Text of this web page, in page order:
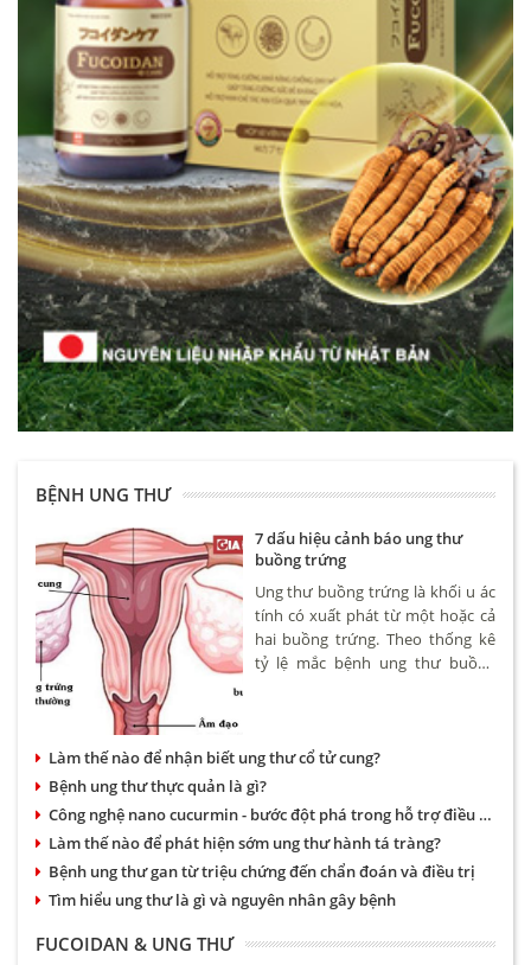
BỆNH UNG THƯ
7 dấu hiệu cảnh báo ung thư
buồng trứng
Ung thư buồng trứng là khối u ác
tính có xuất phát từ một hoặc cả
hai buồng trứng. Theo thống kê
tỷ lệ mắc bệnh ung thư buồng
phụ nữ trên 50.
Làm thế nào để nhận biết ung thư cổ tử cung?
Bệnh ung thư thực quản là gì?
Công nghệ nano cucurmin - bước đột phá trong hỗ trợ điều trị bệnh dạ dày và ung thư
Làm thế nào để phát hiện sớm ung thư hành tá tràng?
Bệnh ung thư gan từ triệu chứng đến chẩn đoán và điều trị
Tìm hiểu ung thư là gì và nguyên nhân gây bệnh
FUCOIDAN & UNG THƯ